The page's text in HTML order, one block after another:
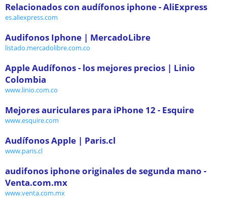
Relacionados con audífonos iphone - AliExpress
es.aliexpress.com
Audifonos Iphone | MercadoLibre
listado.mercadolibre.com.co
Apple Audífonos - los mejores precios | Linio
Colombia
www.linio.com.co
Mejores auriculares para iPhone 12 - Esquire
www.esquire.com
Audífonos Apple | Paris.cl
www.paris.cl
audifonos iphone originales de segunda mano -
Venta.com.mx
www.venta.com.mx